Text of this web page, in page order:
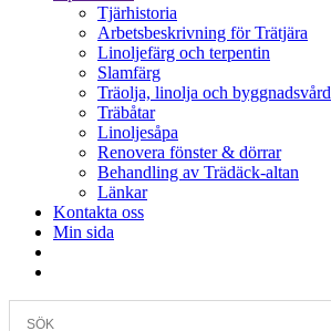
Tjärhistoria
Arbetsbeskrivning för Trätjära
Linoljefärg och terpentin
Slamfärg
Träolja, linolja och byggnadsvård
Träbåtar
Linoljesåpa
Renovera fönster & dörrar
Behandling av Trädäck-altan
Länkar
Kontakta oss
Min sida